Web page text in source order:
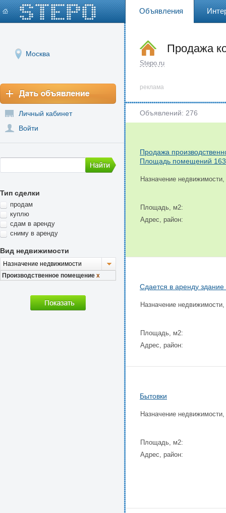
Объявления
Москва
Личный кабинет
Войти
Тип сделки
продам
куплю
сдам в аренду
сниму в аренду
Вид недвижимости
Назначение недвижимости
Производственное помещение x
Продажа
Stepo.ru
реклама
Объявлений: 276
Продажа
Площадь помещений
Назначение
Площадь, м2:
Адрес, район:
Сдается в аренду
Назначение
Площадь, м2:
Адрес, район:
Бытовки
Назначение
Площадь, м2:
Адрес, район: